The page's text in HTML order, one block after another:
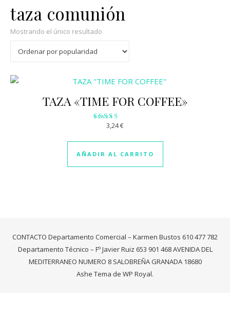
taza comunión
Mostrando el único resultado
TAZA «TIME FOR COFFEE»
Valorado
3.14
de 5
3,24€
AÑADIR AL CARRITO
CONTACTO Departamento Comercial – Karmen Bustos 610 477 782
Departamento Técnico – Fº Javier Ruiz 653 901 468 AVENIDA DEL
MEDITERRANEO NUMERO 8 SALOBREÑA GRANADA 18680
Ashe Tema de WP Royal.